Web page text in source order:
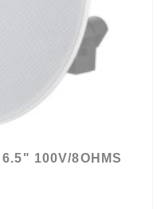
100V/8OHMS